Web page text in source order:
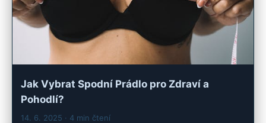
Jak Vybrat Spodní Prádlo pro Zdraví a
Pohodlí?
14. 6. 2025 · 4 min čtení